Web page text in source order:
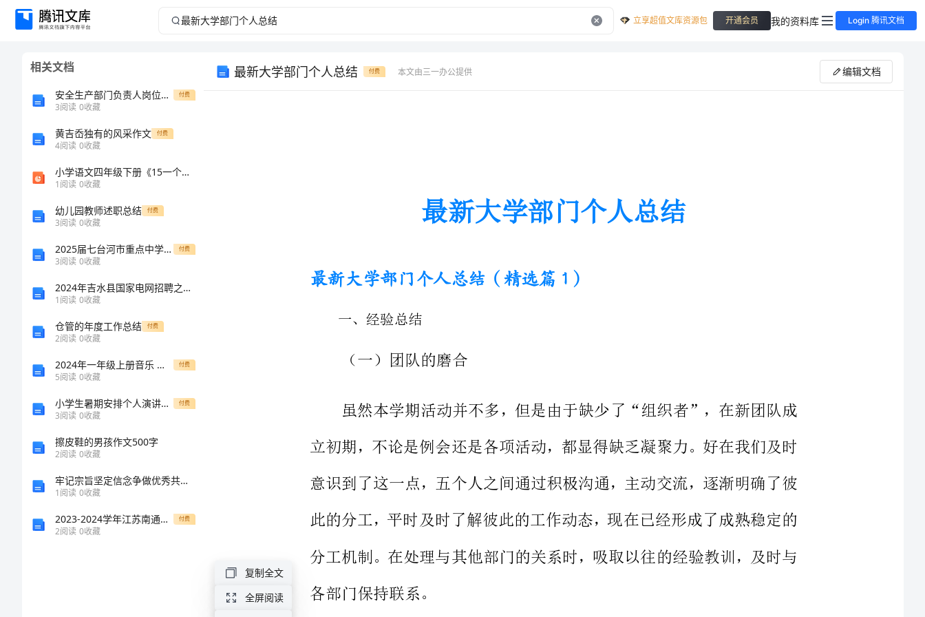
最
立享超值文库资源包 开通会员 我的资料库 Login 腾讯文档
相关文档
安全生产部门负责人岗位职责范文 付费
3阅读 0收藏
黄吉岙独有的风采作文 付费
4阅读 0收藏
小学语文四年级下册《15一个中国孩子的呼声》课件（9）
1阅读 0收藏
幼儿园教师述职总结 付费
3阅读 0收藏
2025届七台河市重点中学九年级化学上学期期末检测模拟试题含解析 付费
3阅读 0收藏
2024年吉水县国家电网招聘之机械动力类考试题库含完整答案（名师系列）
1阅读 0收藏
仓管的年度工作总结 付费
2阅读 0收藏
2024年一年级上册音乐 可爱的动物教案 人音版 付费
5阅读 0收藏
小学生暑期安排个人演讲稿[修改版] 付费
3阅读 0收藏
擦皮鞋的男孩作文500字
2阅读 0收藏
牢记宗旨坚定信念争做优秀共产党员
1阅读 0收藏
2023-2024学年江苏南通市田家炳中学物理北师大版八年级（下册）常见的光学仪器综合测试试卷（含答案详解） 付费
2阅读 0收藏
最新大学部门个人总结 付费 本文由三一办公提供 编辑文档
最新大学部门个人总结（精选篇1）
（一）团队的磨合
此的分工，平时及时了解彼此的工作动态，现在已经形成了成熟稳定的
复制全文
全屏阅读